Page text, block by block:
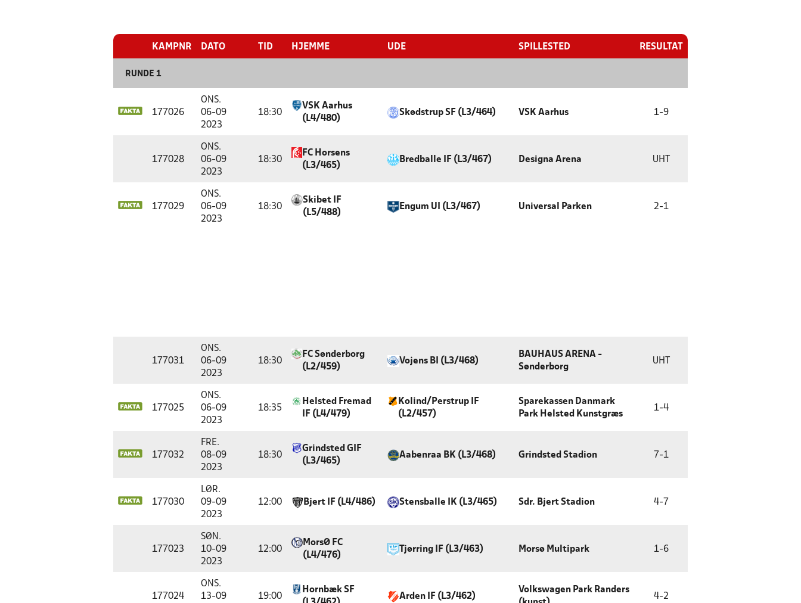
KAMPNR DATO TID HJEMME UDE SPILLESTED RESULTAT
RUNDE 1
177026
ONS.
06-09
2023
18:30
VSK Aarhus
(L4/480)
Skødstrup SF (L3/464) VSK Aarhus 1-9
177028
ONS.
06-09
2023
18:30
FC Horsens
(L3/465)
Bredballe IF (L3/467) Designa Arena UHT
177029
ONS.
06-09
2023
18:30
Skibet IF
(L5/488)
Engum UI (L3/467) Universal Parken 2-1
177031
ONS.
06-09
2023
18:30
FC Sønderborg
(L2/459)
Vojens BI (L3/468)
BAUHAUS ARENA -
Sønderborg
UHT
177025
ONS.
06-09
2023
18:35
Helsted Fremad
IF (L4/479)
Kolind/Perstrup IF
(L2/457)
Sparekassen Danmark
Park Helsted Kunstgræs
1-4
177032
FRE.
08-09
2023
18:30
Grindsted GIF
(L3/465)
Aabenraa BK (L3/468) Grindsted Stadion 7 -1
177030
LØR.
09-09
2023
12:00 Bjert IF (L4/486) Stensballe IK (L3/465) Sdr. Bjert Stadion 4- 7
177023
SØN.
10-09
2023
12:00
MorsØ FC
(L4/476)
Tjørring IF (L3/463) Morsø Multipark 1-6
177024
ONS.
13-09
19:00
Hornbæk SF
Arden IF (L3/462)
Volkswagen Park Randers
4-2